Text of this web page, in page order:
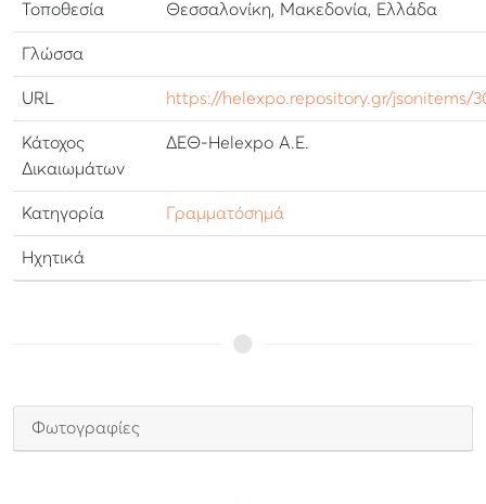
Τοποθεσία Θεσσαλονίκη, Μακεδονία, Ελλάδα
Γλώσσα
URL https://helexpo.repository.gr/jsonitems/
Κάτοχος
Δικαιωμάτων
ΔΕΘ-Helexpo Α.Ε.
Κατηγορία Γραμματόσημά
Ηχητικά
Φωτογραφίες